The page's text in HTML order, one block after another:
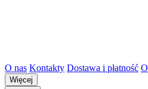
O nas Kontakty Dostawa i płatność
Więcej